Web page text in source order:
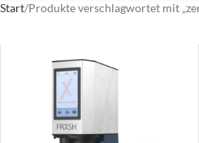
Start Produkte verschlagwortet mit